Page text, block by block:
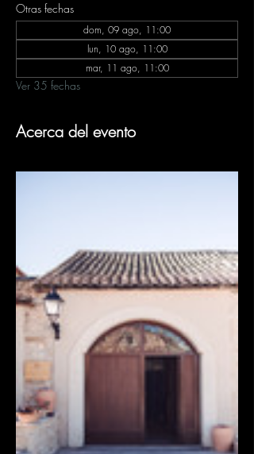
Otras fechas
dom, 09 ago, 11:00
lun, 10 ago, 11:00
mar, 11 ago, 11:00
Ver 35 fechas
Acerca del evento